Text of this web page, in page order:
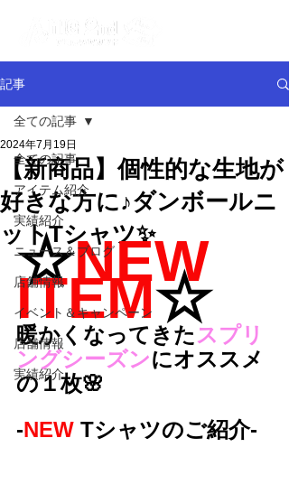
記事
全ての記事
アイテム紹介
実績紹介
ニュース＆ブログ
店舗情報
イベント＆キャンペーン
店舗情報
実績紹介
全ての記事
【新商品】個性的な生地が
好きな方に♪ダンボールニ
ットTシャツ✨
2024年7月19日
☆NEW
ITEM☆
暖かくなってきたスプリ
ングシーズンにオススメ
の１枚🌸
-NEW Tシャツのご紹介-